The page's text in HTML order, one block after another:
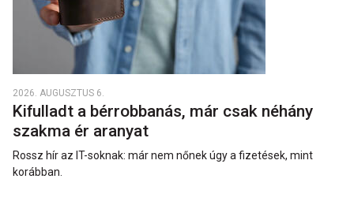
2026. AUGUSZTUS 6.
Kifulladt a bérrobbanás, már csak néhány
szakma ér aranyat
Rossz hír az IT-soknak: már nem nőnek úgy a fizetések, mint
korábban.